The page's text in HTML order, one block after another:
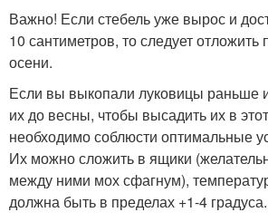
Важно! Если стебель уже вырос и
10 сантиметров, то следует отложить
осени.
Если вы выкопали луковицы раньше
их до весны, чтобы высадить их в
необходимо соблюсти оптимальные
Их можно сложить в ящики
между ними мох сфагнум),
должна быть в пределах +1-4 градуса.